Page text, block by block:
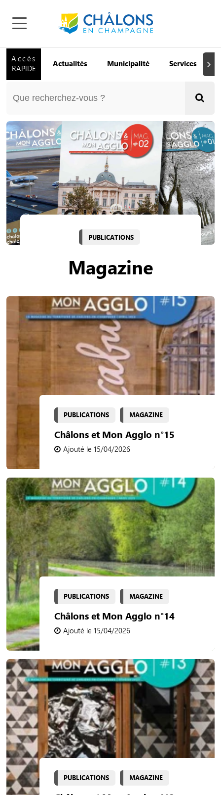
Accès
RAPIDE
Actualités Municipalité Services
PUBLICATIONS
Magazine
PUBLICATIONS MAGAZINE
Châlons et Mon Agglo n°15
Ajouté le 15/04/2026
PUBLICATIONS MAGAZINE
Châlons et Mon Agglo n°14
Ajouté le 15/04/2026
PUBLICATIONS MAGAZINE